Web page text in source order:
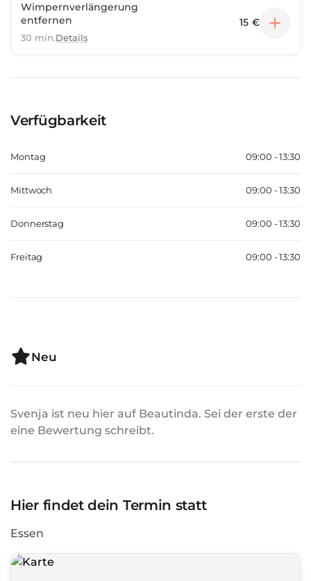
Wimpernverlängerung
entfernen
30 min.Details
15 €
Verfügbarkeit
Montag 09:00 - 13:30
Mittwoch 09:00 - 13:30
Donnerstag 09:00 - 13:30
Freitag 09:00 - 13:30
Neu
Svenja ist neu hier auf Beautinda. Sei der erste der
eine Bewertung schreibt.
Hier findet dein Termin statt
Essen